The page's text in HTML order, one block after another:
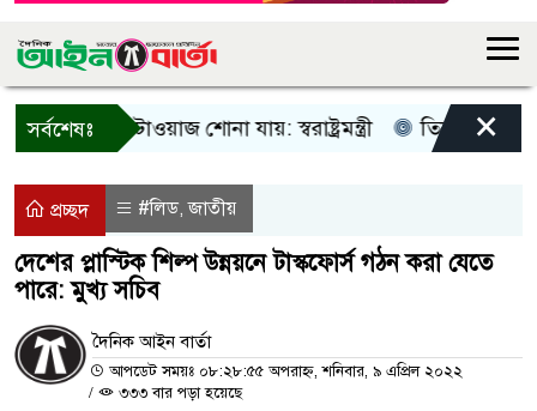
সর্বশেষঃ
টাওয়াজ শোনা যায়: স্বরাষ্ট্রমন্ত্রী তিন দিনের মধ্যে
×
প্রচ্ছদ #লিড,জাতীয়
দেশের প্লাস্টিক শিল্প উন্নয়নে টাস্কফোর্স গঠন করা যেতে
পারে: মুখ্য সচিব
দৈনিক আইন বার্তা
আপডেট সময়ঃ ০৮:২৮:৫৫ অপরাহ্ন, শনিবার, ৯ এপ্রিল ২০২২
/
৩৩৩ বার পড়া হয়েছে